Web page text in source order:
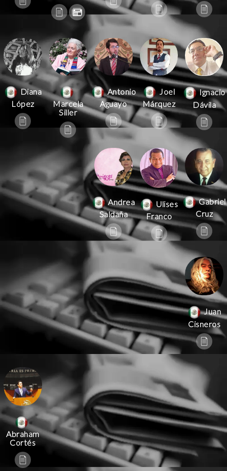
Diana
López
Marcela
Siller
Antonio
Aguayo
Joel
Márquez
Ignacio
Dávila
Andrea
Saldaña
Ulises
Franco
Gabriel
Cruz
Juan
Cisneros
Abraham
Cortés